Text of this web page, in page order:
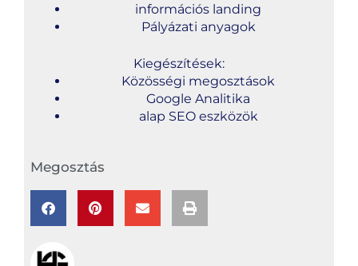
információs landing
Pályázati anyagok
Kiegészítések:
Közösségi megosztások
Google Analitika
alap SEO eszközök
Megosztás